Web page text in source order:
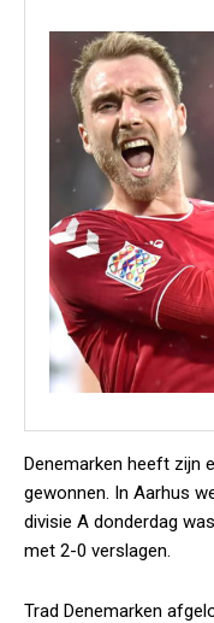
Denemarken heeft zijn
gewonnen. In Aarhus
divisie A donderdag
met 2-0 verslagen.
Trad Denemarken